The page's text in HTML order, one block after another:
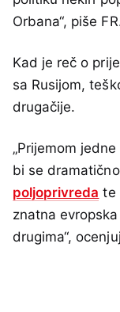
Orbana“, piše
Kad je reč o
sa Rusijom,
drugačije.
„Prijemom
bi se
poljoprivreda te
znatna
drugima“,